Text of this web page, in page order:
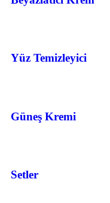
Yüz Temizleyici
Güneş Kremi
Setler